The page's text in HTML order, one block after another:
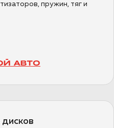
пружин, тяг и
АВТО